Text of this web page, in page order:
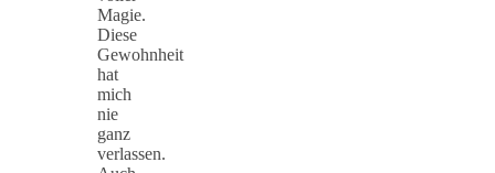
Magie.
Diese
Gewohnheit
hat
mich
nie
ganz
verlassen.